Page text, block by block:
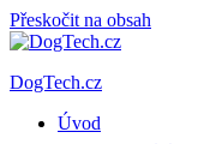
Přeskočit na obsah
DogTech.cz
Úvod